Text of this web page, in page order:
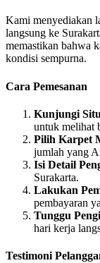
Kami menyediakan
langsung ke
memastikan bahwa
kondisi sempurna.
Cara Pemesanan
Kunjungi
untuk melihat
Pilih Karpet
jumlah yang
Isi Detail
Surakarta.
Lakukan
pembayaran
Tunggu
hari kerja
Testimoni